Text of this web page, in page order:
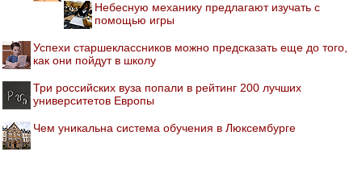
Небесную механику предлагают изучать с
помощью игры
Успехи старшеклассников можно предсказать еще до того,
как они пойдут в школу
Три российских вуза попали в рейтинг 200 лучших
университетов Европы
Чем уникальна система обучения в Люксембурге